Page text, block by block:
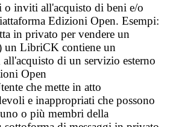
o inviti all'acquisto di beni e/o
Edizioni Open. Esempi:
in privato per vendere un
un LibriCK contiene un
di un servizio esterno
Open
che mette in atto
e inappropriati che possono
o più membri della